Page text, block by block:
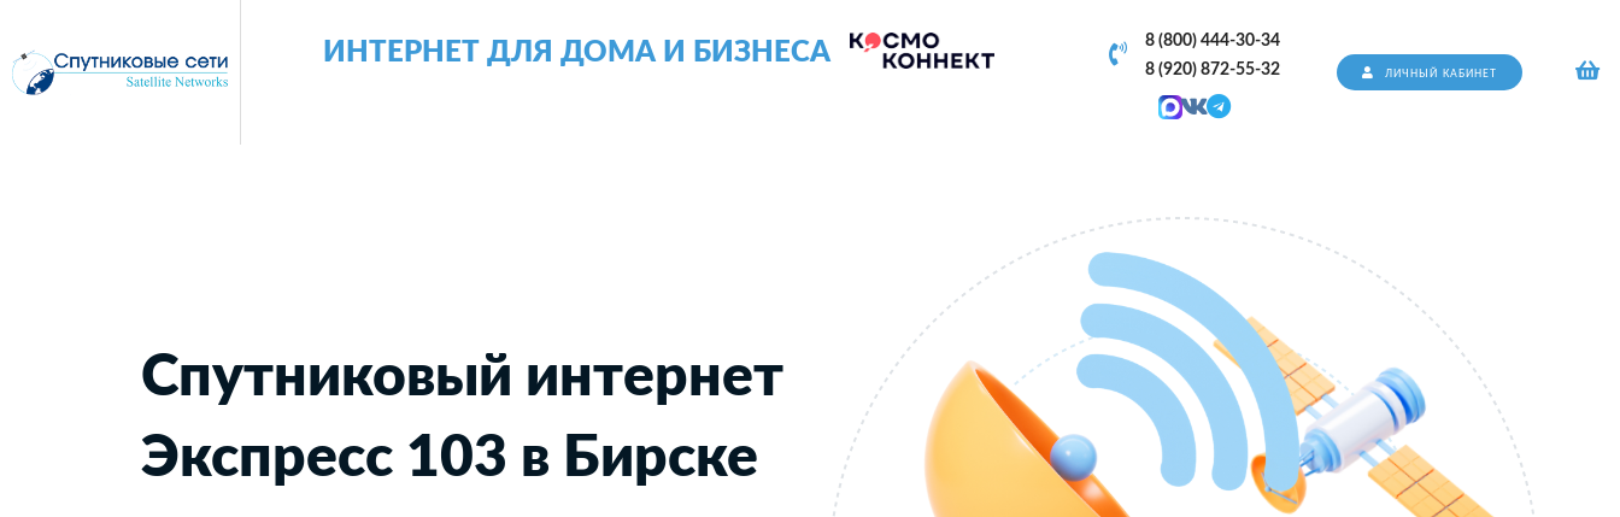
ИНТЕРНЕТ ДЛЯ ДОМА И БИЗНЕСА
8 (800) 444-30-34
8 (920) 872-55-32
ЛИЧНЫЙ КАБИНЕТ
Спутниковый интернет
Экспресс 103 в Бирске